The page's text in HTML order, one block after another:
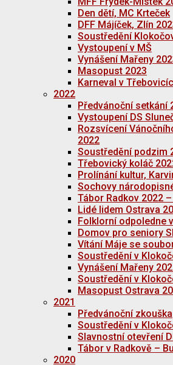
Den dětí, MC Krteček
DFF Májíček, Zlín
Soustředění
Vystoupení v MŠ
Vynášení Mařeny
Masopust 2023
Karneval v
2022
Předvánoční setkání
Vystoupení DS
Rozsvícení
2022
Soustředění podzim
Třebovický koláč
Prolínání kultur,
Sochovy
Tábor Radkov 2022
Lidé lidem Ostrava
Folklorní odpoledne
Domov pro seniory
Vítání Máje se
Soustředění v
Vynášení Mařeny
Soustředění v
Masopust Ostrava
2021
Předvánoční zkouška
Soustředění v
Slavnostní otevření
Tábor v Radkově –
2020